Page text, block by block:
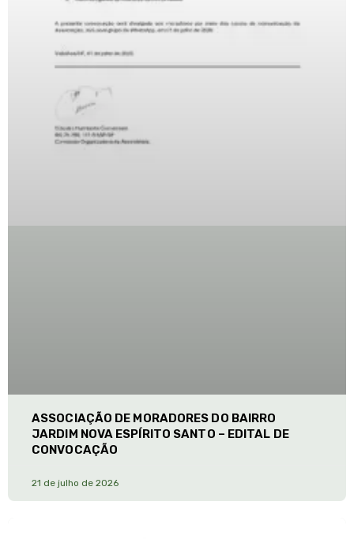
ASSOCIAÇÃO DE MORADORES DO BAIRRO
JARDIM NOVA ESPÍRITO SANTO – EDITAL DE
CONVOCAÇÃO
21 de julho de 2026